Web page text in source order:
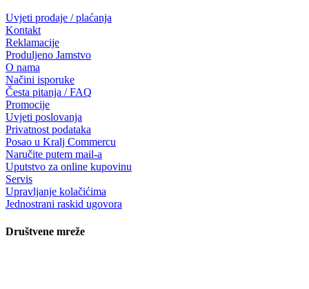
Uvjeti prodaje / plaćanja
Kontakt
Reklamacije
Produljeno Jamstvo
O nama
Načini isporuke
Česta pitanja / FAQ
Promocije
Uvjeti poslovanja
Privatnost podataka
Posao u Kralj Commercu
Naručite putem mail-a
Uputstvo za online kupovinu
Servis
Upravljanje kolačićima
Jednostrani raskid ugovora
Društvene mreže